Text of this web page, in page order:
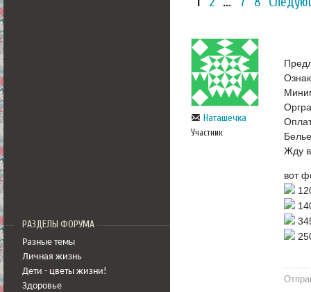
РАЗДЕЛЫ ФОРУМА
Разные темы
Личная жизнь
Дети - цветы жизни!
Здоровье
Наташечка
Участник
Жду
вот